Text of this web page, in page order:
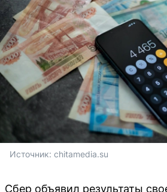
Источник: chitamedia.su
Сбер объявил результаты